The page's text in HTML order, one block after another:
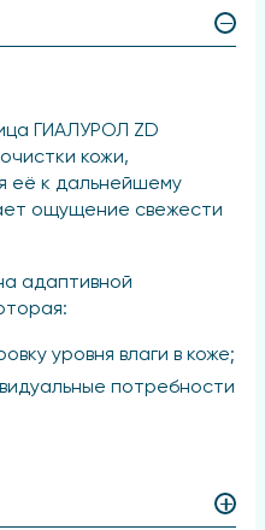
ГИАЛУРОЛ ZD
кожи,
её к дальнейшему
ощущение свежести
адаптивной
уровня влаги в коже;
потребности
регенерации;
увлажняющие